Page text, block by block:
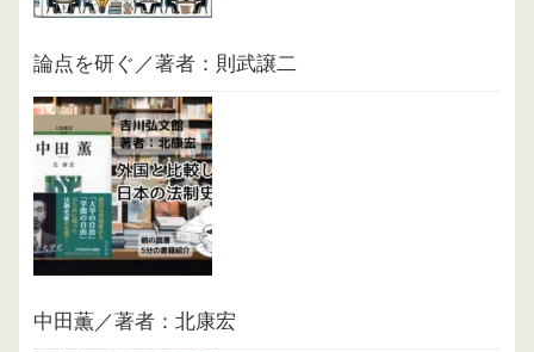
論点を研ぐ／著者：則武譲二
中田薫／著者：北康宏